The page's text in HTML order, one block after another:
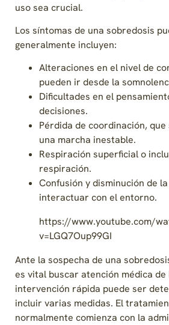
uso sea crucial.
Los síntomas de una sobredosis
generalmente incluyen:
Alteraciones en el nivel de
pueden ir desde la
Dificultades en el
decisiones.
Pérdida de coordinación,
una marcha inestable.
Respiración superficial o
respiración.
Confusión y disminución de
interactuar con el entorno.
https://www.youtube.com/
v=LGQ7Oup99GI
Ante la sospecha de una
es vital buscar atención médica de
intervención rápida puede ser
incluir varias medidas. El
normalmente comienza con la